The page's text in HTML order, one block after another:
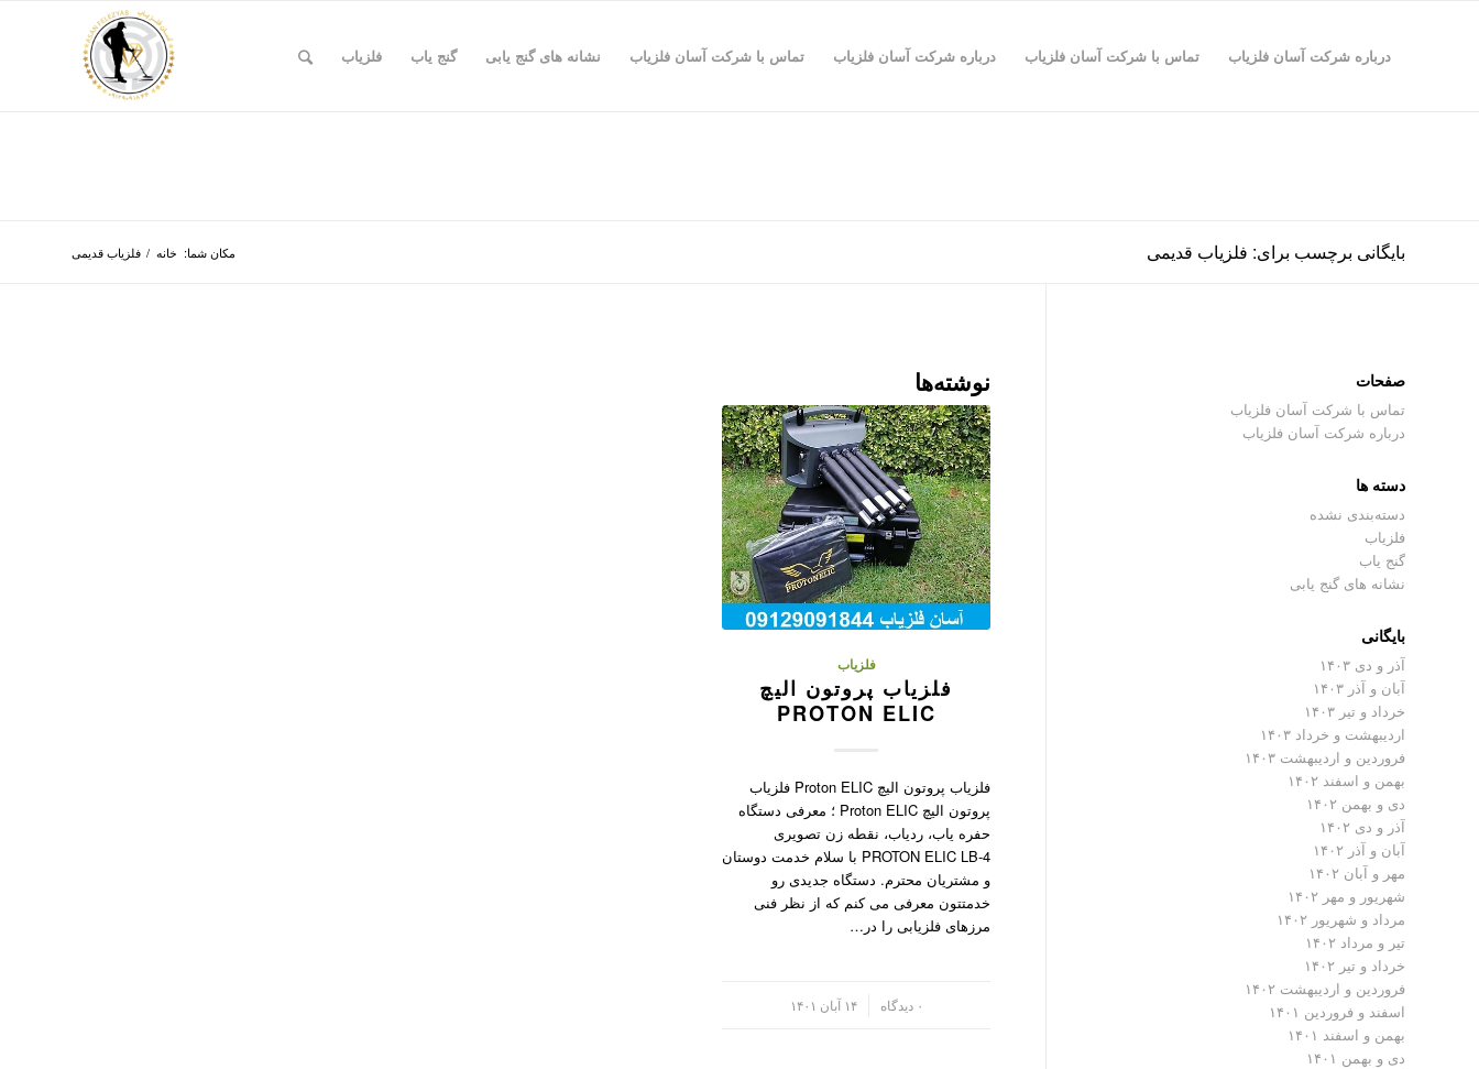
درباره شرکت آسان فلزیاب تماس با شرکت آسان فلزیاب درباره شرکت آسان فلزیاب تماس با شرکت آسان فلزیاب نشانه های گنج یابی گنج یاب فلزیاب
بایگانی برچسب برای: فلزیاب قدیمی مکان شما: خانه / فلزیاب قدیمی
نوشته‌ها
فلزیاب
فلزیاب پروتون الیچ
PROTON ELIC
فلزیاب پروتون الیچ Proton ELIC فلزیاب
پروتون الیچ Proton ELIC ؛ معرفی دستگاه
حفره یاب، ردیاب، نقطه زن تصویری
PROTON ELIC LB-4 با سلام خدمت دوستان
و مشتریان محترم. دستگاه جدیدی رو
خدمتتون معرفی می کنم که از نظر فنی
مرزهای فلزیابی را در…
۰ دیدگاه ۱۴ آبان ۱۴۰۱
صفحات
تماس با شرکت آسان فلزیاب
درباره شرکت آسان فلزیاب
دسته ها
دسته‌بندی نشده
فلزیاب
گنج یاب
نشانه های گنج یابی
بایگانی
آذر و دی ۱۴۰۳
آبان و آذر ۱۴۰۳
خرداد و تیر ۱۴۰۳
اردیبهشت و خرداد ۱۴۰۳
فروردین و اردیبهشت ۱۴۰۳
بهمن و اسفند ۱۴۰۲
دی و بهمن ۱۴۰۲
آذر و دی ۱۴۰۲
آبان و آذر ۱۴۰۲
مهر و آبان ۱۴۰۲
شهریور و مهر ۱۴۰۲
مرداد و شهریور ۱۴۰۲
تیر و مرداد ۱۴۰۲
خرداد و تیر ۱۴۰۲
فروردین و اردیبهشت ۱۴۰۲
اسفند و فروردین ۱۴۰۱
بهمن و اسفند ۱۴۰۱
دی و بهمن ۱۴۰۱